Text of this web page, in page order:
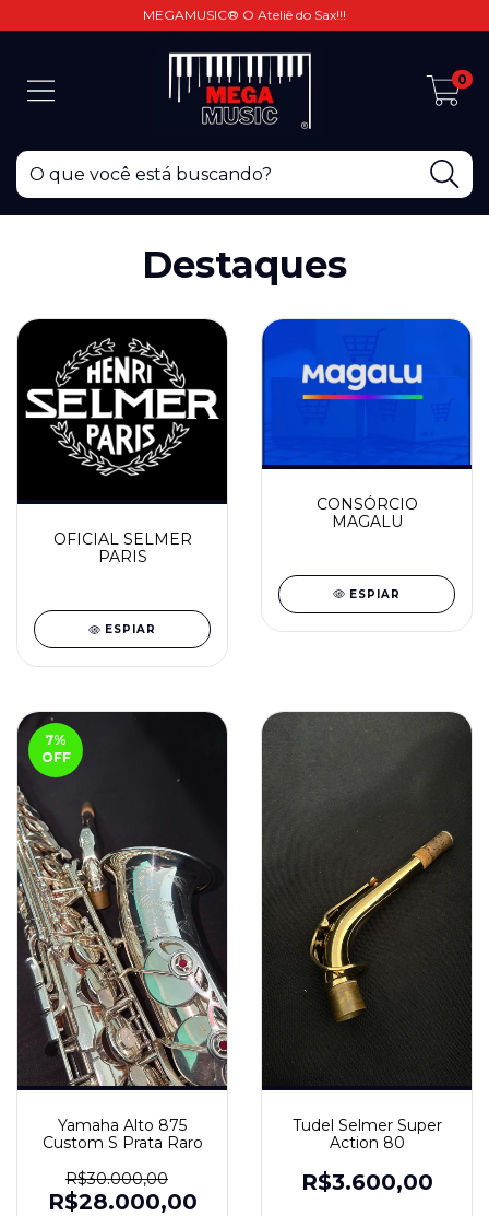
MEGAMUSIC® O Ateliê do Sax!!!
0
Destaques
OFICIAL SELMER
PARIS
ESPIAR
CONSÓRCIO
MAGALU
ESPIAR
7%
OFF
Yamaha Alto 875
Custom S Prata Raro
R$30.000,00
R$28.000,00
Tudel Selmer Super
Action 80
R$3.600,00